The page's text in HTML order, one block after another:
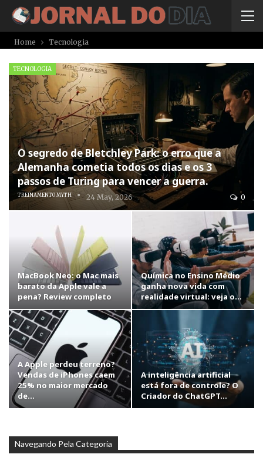
Home Tecnologia
TECNOLOGIA
O segredo de Bletchley Park: o erro que a
Alemanha cometia todos os dias e os 3
passos de Turing para vencer a guerra.
TREINAMENTO MYTH 24 May, 2026 0
MacBook Neo: o Mac mais
barato da Apple vale a
pena? Review completo
Química no Ensino Médio
ganha nova vida com
realidade virtual: veja o…
A Apple perdeu terreno?
Vendas de iPhones caem
25% no maior mercado
de…
A inteligência artificial
está fora de controle? O
Criador do ChatGPT…
Navegando Pela Categoria